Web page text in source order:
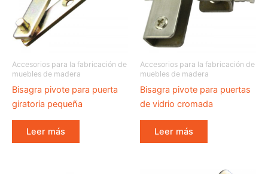
Accesorios para la fabricación de
muebles de madera
Bisagra pivote para puerta
giratoria pequeña
Leer más
Accesorios para la fabricación de
muebles de madera
Bisagra pivote para puertas
de vidrio cromada
Leer más